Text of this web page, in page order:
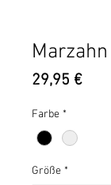
29,95 €Preis
Farbe *
Größe *